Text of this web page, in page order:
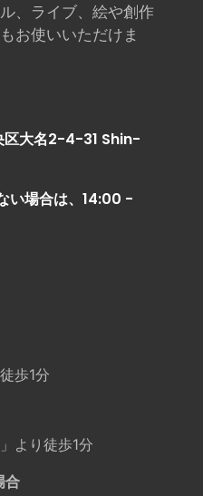
、ライブ、絵や創作
お使いいただけま
区大名2-4-31 Shin-
い場合は、14:00 -
歩1分
より徒歩1分
合